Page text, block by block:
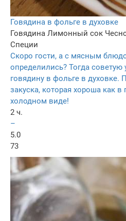
Говядина в фольге в духовке
Говядина Лимонный сок
Специи
Скоро гости, а с мясным
определились? Тогда советую
говядину в фольге в духовке.
закуска, которая хороша как в
холодном виде!
2 ч.
–
5.0
73